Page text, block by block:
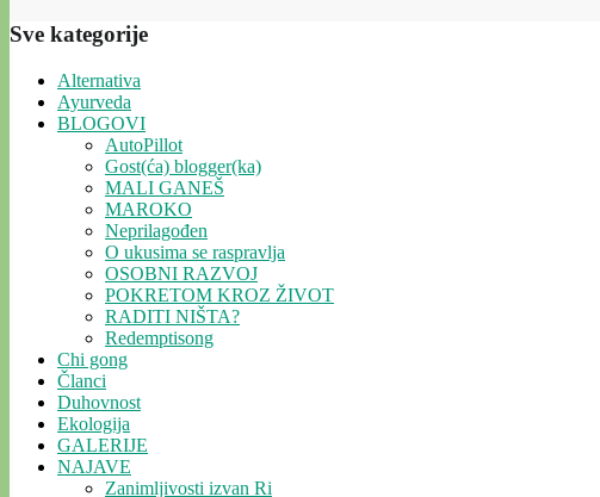
Sve kategorije
Alternativa
Ayurveda
BLOGOVI
AutoPillot
Gost(ća) blogger(ka)
MALI GANEŠ
MAROKO
Neprilagođen
O ukusima se raspravlja
OSOBNI RAZVOJ
POKRETOM KROZ ŽIVOT
RADITI NIŠTA?
Redemptisong
Chi gong
Članci
Duhovnost
Ekologija
GALERIJE
NAJAVE
Zanimljivosti izvan Ri